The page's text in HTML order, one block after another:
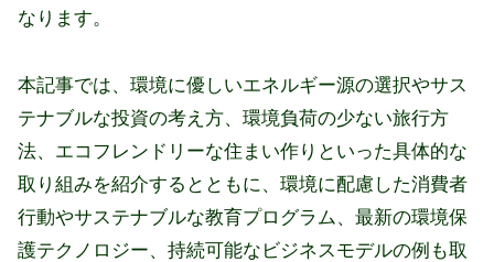
なります。
本記事では、環境に優しいエネルギー源の選択やサス
テナブルな投資の考え方、環境負荷の少ない旅行方
法、エコフレンドリーな住まい作りといった具体的な
取り組みを紹介するとともに、環境に配慮した消費者
行動やサステナブルな教育プログラム、最新の環境保
護テクノロジー、持続可能なビジネスモデルの例も取